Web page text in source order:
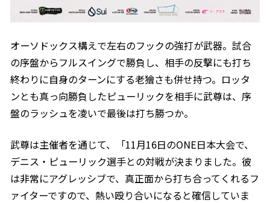
オーソドックス構えで左右のフックの強打が武器。試合
の序盤からフルスイングで勝負し、相手の反撃にも打ち
終わりに自身のターンにする老獪さも併せ持つ。ロッタ
ンとも真っ向勝負したピューリックを相手に武尊は、序
盤のラッシュを凌いで最後は打ち勝つか。
武尊は主催者を通じて、「11月16日のONE日本大会で、
デニス・ピューリック選手との対戦が決まりました。彼
は非常にアグレッシブで、真正面から打ち合ってくれるフ
ァイターですので、熱い殴り合いになると確信していま